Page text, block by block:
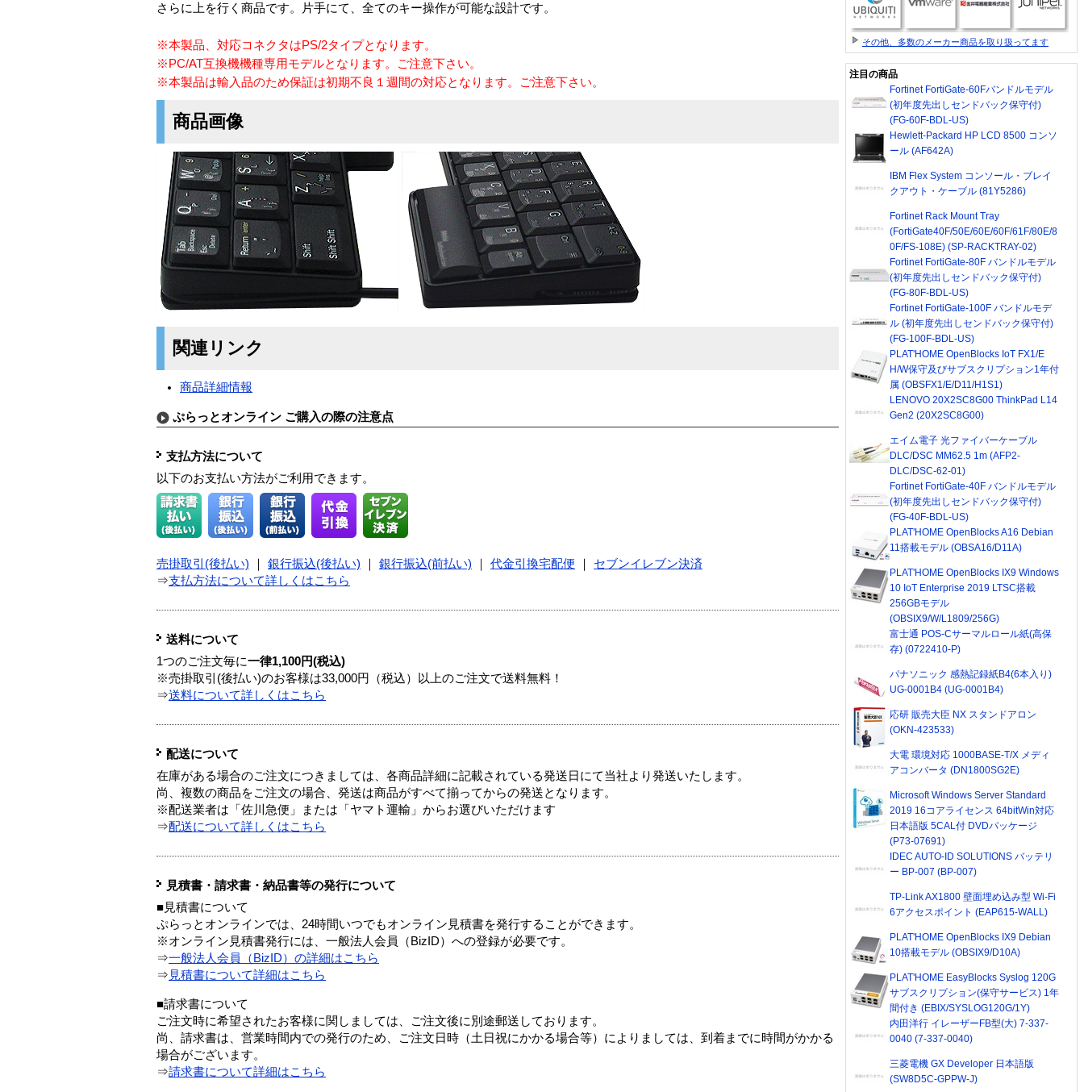
さらに上を行く商品です。片手にて、全てのキー操作が可能な設計です。
※本製品、対応コネクタはPS/2タイプとなります。
※PC/AT互換機機種専用モデルとなります。ご注意下さい。
※本製品は輸入品のため保証は初期不良１週間の対応となります。ご注意下さい。
商品画像
関連リンク
商品詳細情報
ぷらっとオンライン ご購入の際の注意点
支払方法について
以下のお支払い方法がご利用できます。
売掛取引(後払い) 銀行振込(後払い) 銀行振込(前払い) 代金引換宅配便
セブンイレブン決済
⇒支払方法について詳しくはこちら
送料について
1つのご注文毎に一律1,100円(税込)
※売掛取引(後払い)のお客様は33,000円（税込）以上のご注文で送料無料！
⇒送料について詳しくはこちら
配送について
在庫がある場合のご注文につきましては、各商品詳細に記載されている発送日にて当社より発送いたします。
尚、複数の商品をご注文の場合、発送は商品がすべて揃ってからの発送となります。
※配送業者は「佐川急便」または「ヤマト運輸」からお選びいただけます
⇒配送について詳しくはこちら
見積書・請求書・納品書等の発行について
■見積書について
ぷらっとオンラインでは、24時間いつでもオンライン見積書を発行することができます。
※オンライン見積書発行には、一般法人会員（BizID）への登録が必要です。
⇒一般法人会員（BizID）の詳細はこちら
⇒ 見積書について詳細はこちら
■請求書について
ご注文時に希望されたお客様に関しましては、ご注文後に別途郵送しております。
尚、請求書は、営業時間内での発行のため、ご注文日時（土日祝にかかる場合等）によりましては、到着までに時間がかかる
場合がございます。
⇒請求書について詳細はこちら
その他、多数のメーカー商品を取り扱ってます
注目の商品
Fortinet FortiGate-60Fバンドルモデル
(初年度先出しセンドバック保守付)
(FG-60F-BDL-US)
Hewlett-Packard HP LCD 8500 コンソ
ール (AF642A)
IBM Flex System コンソール・ブレイ
クアウト・ケーブル (81Y5286)
Fortinet Rack Mount Tray
(FortiGate40F/50E/60E/60F/61F/80E/8
0F/FS-108E) (SP-RACKTRAY-02)
Fortinet FortiGate-80F バンドルモデル
(初年度先出しセンドバック保守付)
(FG-80F-BDL-US)
Fortinet FortiGate-100F バンドルモデ
ル (初年度先出しセンドバック保守付)
(FG-100F-BDL-US)
PLAT'HOME OpenBlocks IoT FX1/E
H/W保守及びサブスクリプション1年付
属 (OBSFX1/E/D11/H1S1)
LENOVO 20X2SC8G00 ThinkPad L14
Gen2 (20X2SC8G00)
エイム電子 光ファイバーケーブル
DLC/DSC MM62.5 1m (AFP2-
DLC/DSC-62-01)
Fortinet FortiGate-40F バンドルモデル
(初年度先出しセンドバック保守付)
(FG-40F-BDL-US)
PLAT'HOME OpenBlocks A16 Debian
11搭載モデル (OBSA16/D11A)
PLAT'HOME OpenBlocks IX9 Windows
10 IoT Enterprise 2019 LTSC搭載
256GBモデル
(OBSIX9/W/L1809/256G)
富士通 POS-Cサーマルロール紙(高保
存) (0722410-P)
パナソニック 感熱記録紙B4(6本入り)
UG-0001B4 (UG-0001B4)
応研 販売大臣 NX スタンドアロン
(OKN-423533)
大電 環境対応 1000BASE-T/X メディ
アコンバータ (DN1800SG2E)
Microsoft Windows Server Standard
2019 16コアライセンス 64bitWin対応
日本語版 5CAL付 DVDパッケージ
(P73-07691)
IDEC AUTO-ID SOLUTIONS バッテリ
ー BP-007 (BP-007)
TP-Link AX1800 壁面埋め込み型 Wi-Fi
6アクセスポイント (EAP615-WALL)
PLAT'HOME OpenBlocks IX9 Debian
10搭載モデル (OBSIX9/D10A)
PLAT'HOME EasyBlocks Syslog 120G
サブスクリプション(保守サービス) 1年
間付き (EBIX/SYSLOG120G/1Y)
内田洋行 イレーザーFB型(大) 7-337-
0040 (7-337-0040)
三菱電機 GX Developer 日本語版
(SW8D5C-GPPW-J)